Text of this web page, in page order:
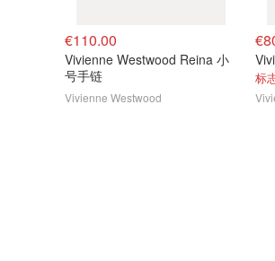
€110.00
Vivienne Westwood Reina 小
号手链
Vivienne Westwood
标